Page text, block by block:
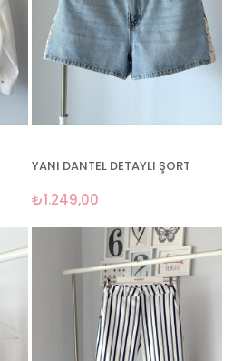
YANI DANTEL DETAYLI ŞORT
₺1.249,00